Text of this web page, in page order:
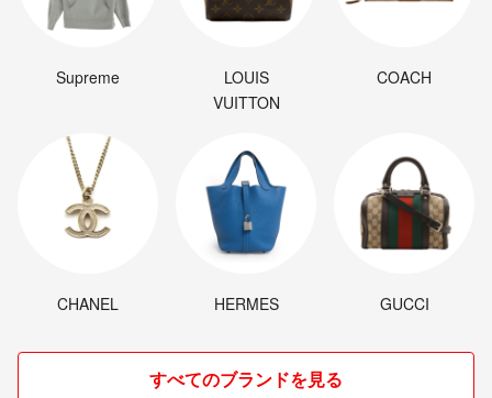
Supreme
LOUIS
VUITTON
COACH
CHANEL HERMES GUCCI
すべてのブランドを見る